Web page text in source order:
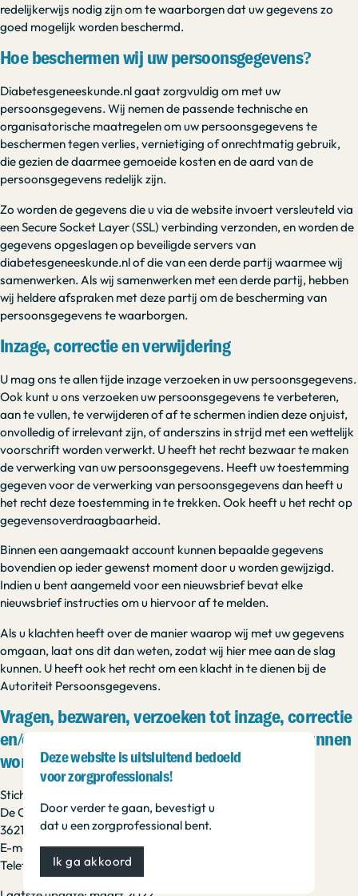
redelijkerwijs nodig zijn om te waarborgen dat uw gegevens zo
goed mogelijk worden beschermd.
Hoe beschermen wij uw persoonsgegevens?
Diabetesgeneeskunde.nl gaat zorgvuldig om met uw
persoonsgegevens. Wij nemen de passende technische en
organisatorische maatregelen om uw persoonsgegevens te
beschermen tegen verlies, vernietiging of onrechtmatig gebruik,
die gezien de daarmee gemoeide kosten en de aard van de
persoonsgegevens redelijk zijn.
Zo worden de gegevens die u via de website invoert versleuteld via
een Secure Socket Layer (SSL) verbinding verzonden, en worden de
gegevens opgeslagen op beveiligde servers van
diabetesgeneeskunde.nl of die van een derde partij waarmee wij
samenwerken. Als wij samenwerken met een derde partij, hebben
wij heldere afspraken met deze partij om de bescherming van
persoonsgegevens te waarborgen.
Inzage, correctie en verwijdering
U mag ons te allen tijde inzage verzoeken in uw persoonsgegevens.
Ook kunt u ons verzoeken uw persoonsgegevens te verbeteren,
aan te vullen, te verwijderen of af te schermen indien deze onjuist,
onvolledig of irrelevant zijn, of anderszins in strijd met een wettelijk
voorschrift worden verwerkt. U heeft het recht bezwaar te maken
de verwerking van uw persoonsgegevens. Heeft uw toestemming
gegeven voor de verwerking van persoonsgegevens dan heeft u
het recht deze toestemming in te trekken. Ook heeft u het recht op
gegevensoverdraagbaarheid.
Binnen een aangemaakt account kunnen bepaalde gegevens
bovendien op ieder gewenst moment door u worden gewijzigd.
Indien u bent aangemeld voor een nieuwsbrief bevat elke
nieuwsbrief instructies om u hiervoor af te melden.
Als u klachten heeft over de manier waarop wij met uw gegevens
omgaan, laat ons dit dan weten, zodat wij hier mee aan de slag
kunnen. U heeft ook het recht om een klacht in te dienen bij de
Autoriteit Persoonsgegevens.
Vragen, bezwaren, verzoeken tot inzage, correctie
en/of verwijdering van persoonsgegevens kunnen
worden verstuurd naar:
Stichting Diabetesgeneeskunde
De Corridor 14-L
3621 ZB Breukelen
E-mail: secretariaat@diabetesgeneeskunde.nl
Telefoon: 0346-200013
Deze website is uitsluitend bedoeld
voor zorgprofessionals!
Door verder te gaan, bevestigt u
dat u een zorgprofessional bent.
Ik ga akkoord